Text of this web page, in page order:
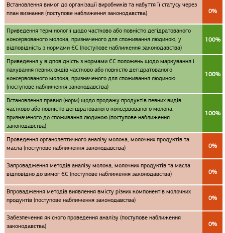
Встановлення вимог до організації виробників та набуття її статусу через
план визнання (поступове наближення законодавства)
0%
Приведення термінології щодо частково або повністю дегідратованого
консервованого молока, призначеного для споживання людиною, у
відповідність з нормами ЄС (поступове наближення законодавства)
100%
Приведення у відповідність з нормами ЄС положень щодо маркування і
пакування певних видів частково або повністю дегідратованого
консервованого молока, призначеного для споживання людиною
(поступове наближення законодавства)
100%
Встановлення правил (норм) щодо продажу продуктів певних видів
частково або повністю дегідратованого консервованого молока,
призначеного до споживання людиною (поступове наближення
законодавства)
100%
Проведення органолептичного аналізу молока, молочних продуктів та
масла (поступове наближення законодавства)
0%
Запровадження методів аналізу молока, молочних продуктів та масла
відповідно до вимог ЄС (поступове наближення законодавства)
0%
Впровадження методів виявлення вмісту різних компонентів молочних
продуктів (поступове наближення законодавства)
0%
Забезпечення якісного проведення аналізу (поступове наближення
законодавства)
0%